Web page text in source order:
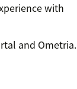
with
and Ometria.